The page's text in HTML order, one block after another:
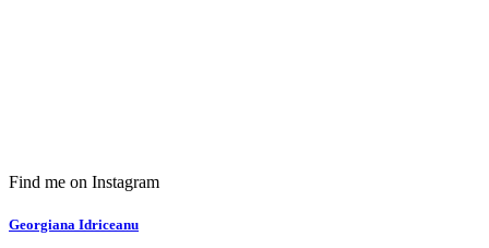
Find me on Instagram
Georgiana Idriceanu